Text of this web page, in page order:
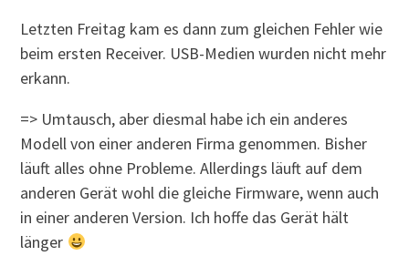
Letzten Freitag kam es dann zum gleichen Fehler wie
beim ersten Receiver. USB-Medien wurden nicht mehr
erkann.
=> Umtausch, aber diesmal habe ich ein anderes
Modell von einer anderen Firma genommen. Bisher
läuft alles ohne Probleme. Allerdings läuft auf dem
anderen Gerät wohl die gleiche Firmware, wenn auch
in einer anderen Version. Ich hoffe das Gerät hält
länger